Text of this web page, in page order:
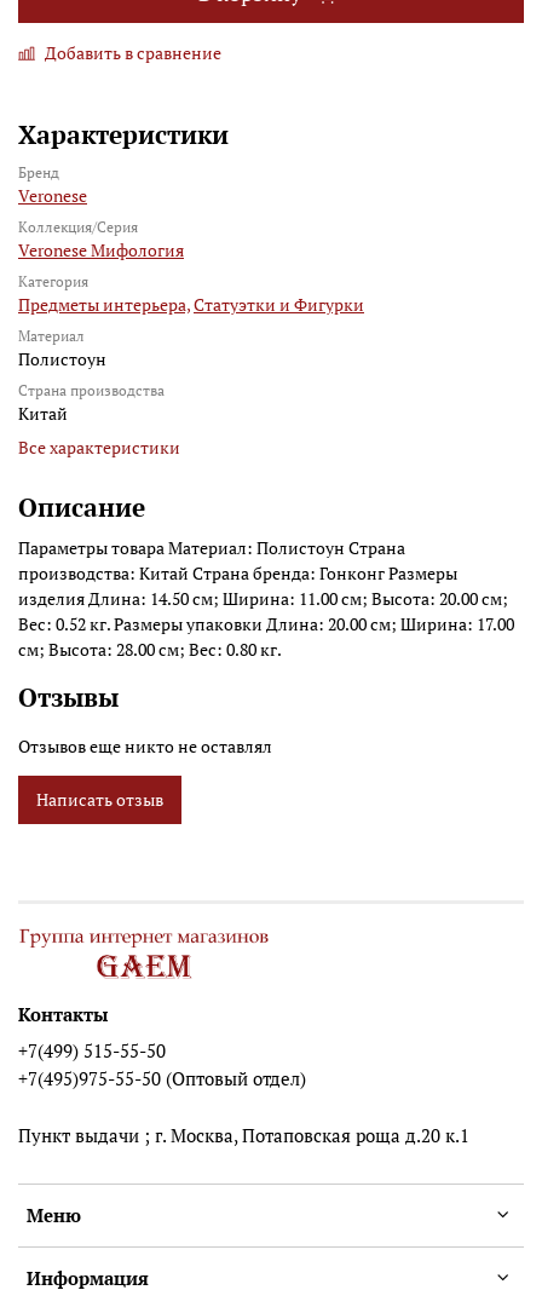
Добавить в сравнение
Характеристики
Бренд
Veronese
Коллекция/Серия
Veronese Мифология
Категория
Предметы интерьера,Статуэтки и Фигурки
Материал
Полистоун
Страна производства
Китай
Все характеристики
Описание
Параметры товара Материал: Полистоун Страна
производства: Китай Страна бренда: Гонконг Размеры
изделия Длина: 14.50 см; Ширина: 11.00 см; Высота: 20.00 см;
Вес: 0.52 кг. Размеры упаковки Длина: 20.00 см; Ширина: 17.00
см; Высота: 28.00 см; Вес: 0.80 кг.
Отзывы
Отзывов еще никто не оставлял
Написать отзыв
Меню
Информация
Контакты
+7(499) 515-55-50
+7(495)975-55-50 (Оптовый отдел)
Пункт выдачи ; г. Москва, Потаповская роща д.20 к.1